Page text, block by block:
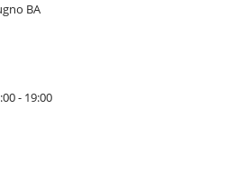
BA
- 19:00